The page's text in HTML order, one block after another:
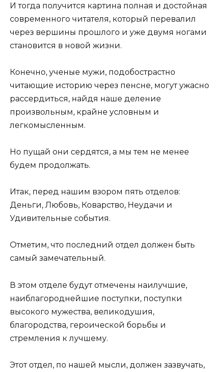
И тогда получится картина полная и достойная
современного читателя, который перевалил
через вершины прошлого и уже двумя ногами
становится в новой жизни.
Конечно, ученые мужи, подобострастно
читающие историю через пенсне, могут ужасно
рассердиться, найдя наше деление
произвольным, крайне условным и
легкомысленным.
Но пущай они сердятся, а мы тем не менее
будем продолжать.
Итак, перед нашим взором пять отделов:
Деньги, Любовь, Коварство, Неудачи и
Удивительные события.
Отметим, что последний отдел должен быть
самый замечательный.
В этом отделе будут отмечены наилучшие,
наиблагороднейшие поступки, поступки
высокого мужества, великодушия,
благородства, героической борьбы и
стремления к лучшему.
Этот отдел, по нашей мысли, должен зазвучать,